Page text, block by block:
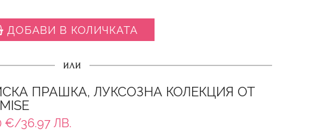
ДОБАВИ В КОЛИЧКАТА
ИЛИ
ПРАШКА, ЛУКСОЗНА КОЛЕКЦИЯ ОТ
€/36.97 ЛВ.